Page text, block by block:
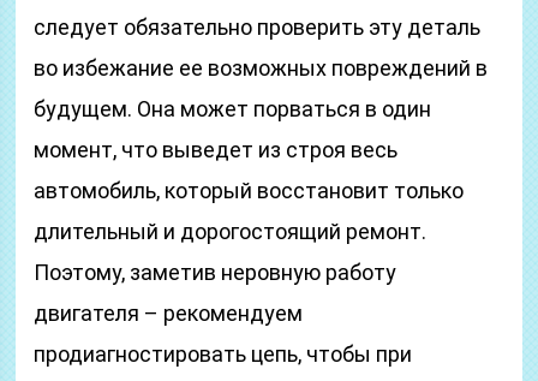
следует обязательно проверить эту деталь
во избежание ее возможных повреждений в
будущем. Она может порваться в один
момент, что выведет из строя весь
автомобиль, который восстановит только
длительный и дорогостоящий ремонт.
Поэтому, заметив неровную работу
двигателя – рекомендуем
продиагностировать цепь, чтобы при